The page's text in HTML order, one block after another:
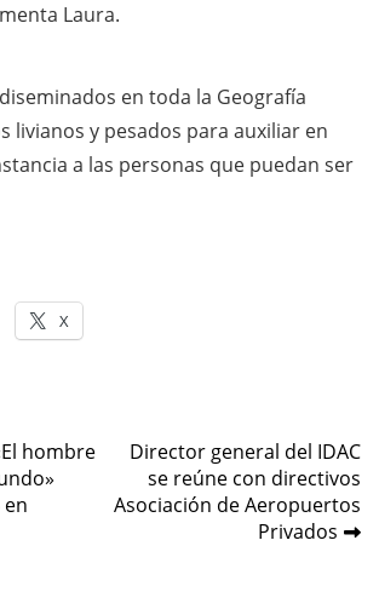
Laura.
en toda la Geografía
livianos y pesados para auxiliar en
a las personas que puedan ser
X
hombre
Director general del IDAC
se reúne con directivos
Asociación de Aeropuertos
Privados